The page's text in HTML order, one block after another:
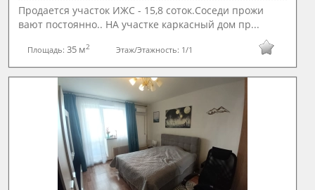
Продается участок ИЖС - 15,8 соток.Соседи прожи
вают постоянно.. НА участке каркасный дом пр...
Площадь:35 м2 Этаж/Этажность: 1/1